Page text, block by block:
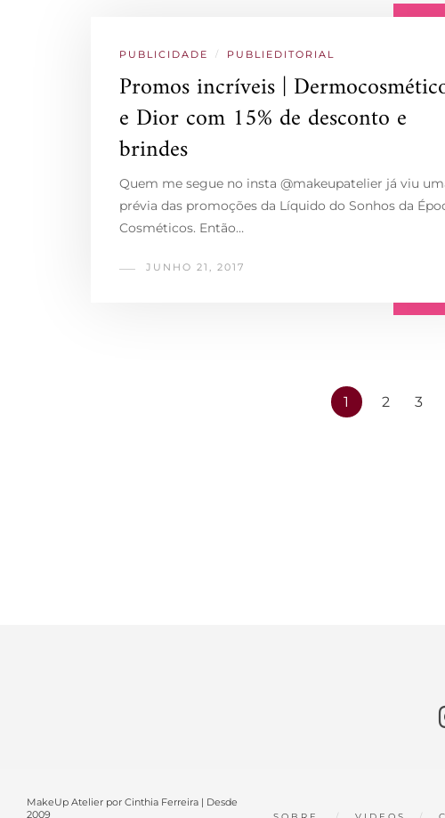
PUBLICIDADE / PUBLIEDITORIAL
Promos incríveis |
e Dior com 15% de desconto e
brindes
Quem me segue no insta @makeupatelier já viu
prévia das promoções da Líquido do Sonhos da
Cosméticos. Então…
JUNHO 21, 2017
1 2 3
MakeUp Atelier por Cinthia Ferreira | Desde
2009